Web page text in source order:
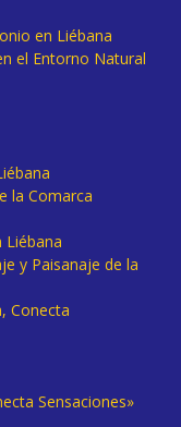
en Liébana
el Entorno Natural
la Comarca
Liébana
y Paisanaje de la
Conecta
Sensaciones»